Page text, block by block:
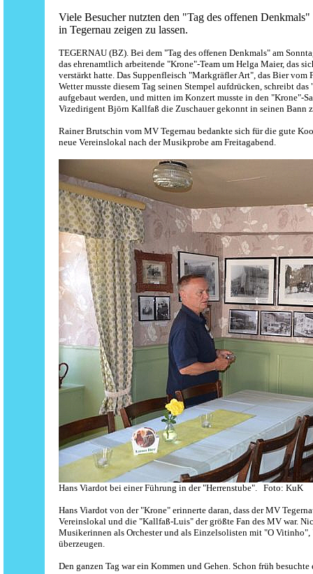
Viele Besucher nutzten den "Tag des offenen
in Tegernau zeigen zu lassen.
TEGERNAU (BZ). Bei dem "Tag des offenen Denkmals" am
das ehrenamtlich arbeitende "Krone"-Team um Helga Maier, das
verstärkt hatte. Das Suppenfleisch "Markgräfler Art", das Bier vom
Wetter musste diesem Tag seinen Stempel aufdrücken, schreibt
aufgebaut werden, und mitten im Konzert musste in den "Krone"-
Vizedirigent Björn Kallfaß die Zuschauer gekonnt in seinen Bann
Rainer Brutschin vom MV Tegernau bedankte sich für die gute
neue Vereinslokal nach der Musikprobe am Freitagabend.
Hans Viardot bei einer Führung in der "Herrenstube". Foto: KuK
Hans Viardot von der "Krone" erinnerte daran, dass der MV
Vereinslokal und die "Kallfaß-Luis" der größte Fan des MV war.
Musikerinnen als Orchester und als Einzelsolisten mit "O
überzeugen.
Den ganzen Tag war ein Kommen und Gehen. Schon früh